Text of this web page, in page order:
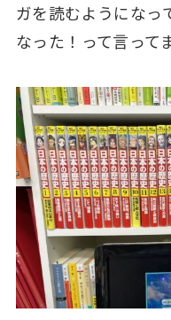
ガを読むようになっ
なった！って言って